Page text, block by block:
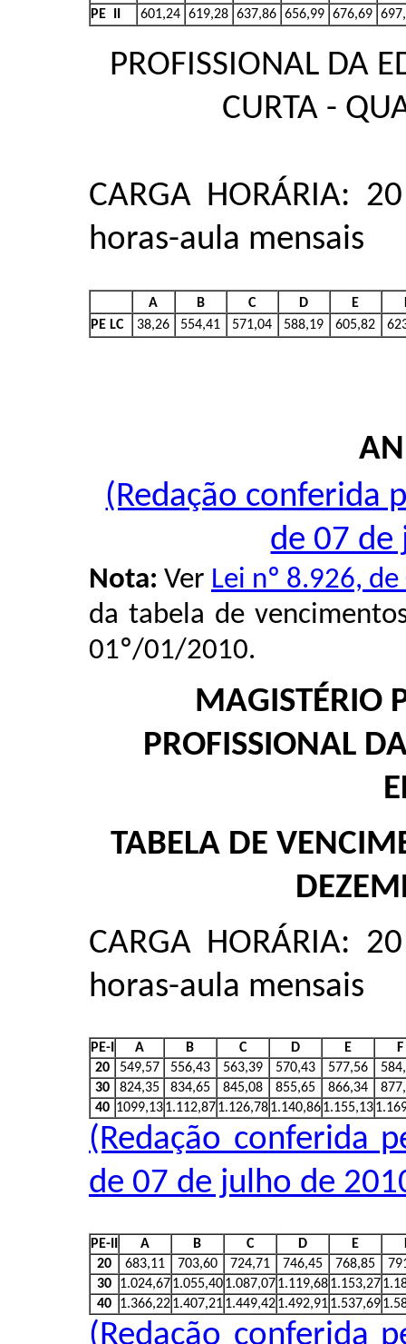
PE II
601,24 619,28 637,86 656,99 676,69
PROFISSIONAL DA
CURTA -
CARGA HORÁRIA:
horas-aula mensais
A B C D E
PE LC
38,26 554,41 571,04 588,19 605,82
(Redação conferida
de 07 de
Nota: Ver Lei nº 8.926,
da tabela de
01º/01/2010.
MAGISTÉRIO
PROFISSIONAL
TABELA DE
CARGA HORÁRIA:
horas-aula mensais
PE-I A B C D E
F
20
549,57 556,43 563,39 570,43 577,56
30
824,35 834,65 845,08 855,65 866,34
40 1099,131.112,871.126,781.140,861.155,13
(Redação conferida
de 07 de julho de
PE-II A B C D E
20
683,11 703,60 724,71 746,45 768,85
30
1.024,671.055,401.087,071.119,681.153,27
40
1.366,221.407,211.449,421.492,911.537,69
(Redação conferida